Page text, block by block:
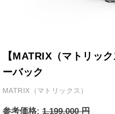
【MATRIX（マトリッ
ーバック
MATRIX（マトリックス）
参考価格: 1,199,000 円